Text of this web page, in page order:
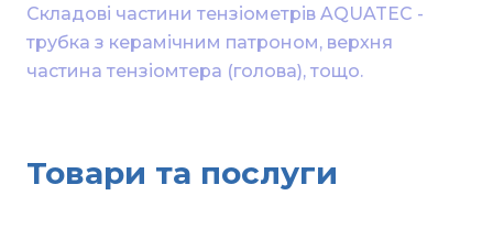
Складові частини тензіометрів AQUATEC -
трубка з керамічним патроном, верхня
частина тензіомтера (голова), тощо.
Товари та послуги